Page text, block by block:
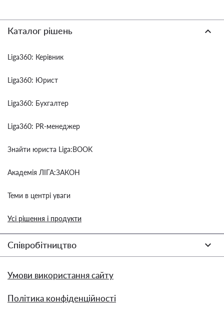
Каталог рішень
Liga360: Керівник
Liga360: Юрист
Liga360: Бухгалтер
Liga360: PR-менеджер
Знайти юриста Liga:BOOK
Академія ЛІГА:ЗАКОН
Теми в центрі уваги
Усі рішення і продукти
Співробітництво
Умови використання сайту
Політика конфіденційності